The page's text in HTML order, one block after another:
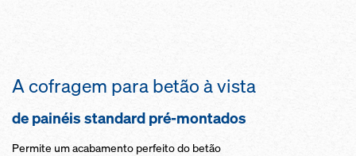
A cofragem para betão à vista
de painéis standard pré-montados
Permite um acabamento perfeito do betão